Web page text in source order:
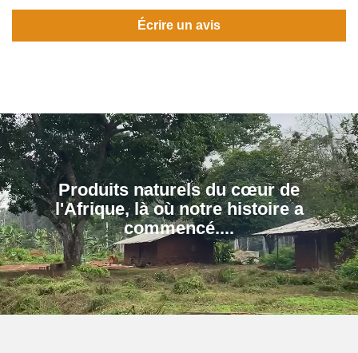
Écrire un avis
Produits naturels du cœur de
l'Afrique, là où notre histoire a